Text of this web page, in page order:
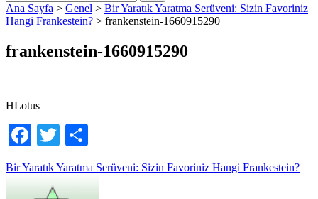
Ana Sayfa > Genel > Bir Yaratık Yaratma Serüveni: Sizin Favoriniz
Hangi Frankestein? > frankenstein-1660915290
frankenstein-1660915290
HLotus
Facebook
Twitter
Yazı
gezinmesi
Bir Yaratık Yaratma Serüveni: Sizin Favoriniz Hangi Frankestein?